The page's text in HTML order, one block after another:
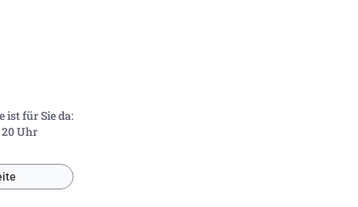
ist für Sie da:
Uhr